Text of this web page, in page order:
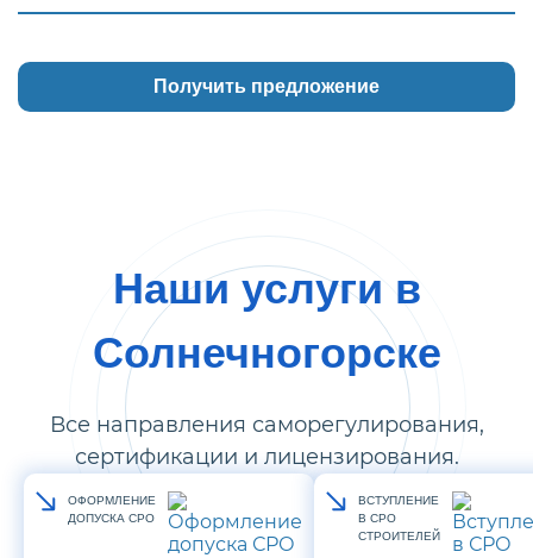
Наши услуги в
Солнечногорске
Все направления саморегулирования,
сертификации и лицензирования.
ОФОРМЛЕНИЕ
ДОПУСКА СРО
ВСТУПЛЕНИЕ
В СРО
СТРОИТЕЛЕЙ